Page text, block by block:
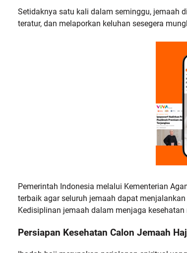
Setidaknya satu kali dalam seminggu, jemaah
teratur, dan melaporkan keluhan sesegera
Pemerintah Indonesia melalui Kementerian
terbaik agar seluruh jemaah dapat
Kedisiplinan jemaah dalam menjaga
Persiapan Kesehatan Calon Jemaah